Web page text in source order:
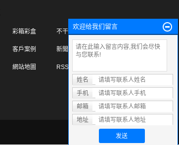
彩箱彩盒 不干膠標簽
客戶案例 新聞資訊
網站地圖 RSS訂閱
欢迎给我们留言
姓名
手机
邮箱
地址